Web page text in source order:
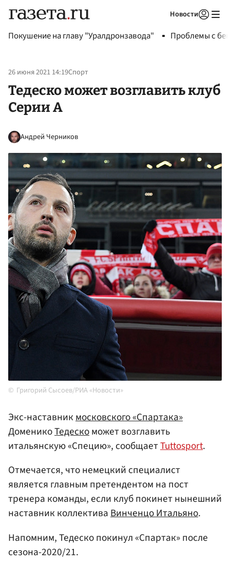
Новости
Покушение на главу "Уралдронзавода" Проблемы с
26 июня 2021 14:19Спорт
Тедеско может возглавить клуб
Серии А
Андрей Черников
Григорий Сысоев/РИА «Новости»
Экс-наставникмосковского «Спартака»
ДоменикоТедескоможет возглавить
итальянскую «Специю», сообщаетTuttosport.
Отмечается, что немецкий специалист
является главным претендентом на пост
тренера команды, если клуб покинет нынешний
наставник коллективаВинченцо Итальяно.
Напомним, Тедеско покинул «Спартак» после
сезона-2020/21.